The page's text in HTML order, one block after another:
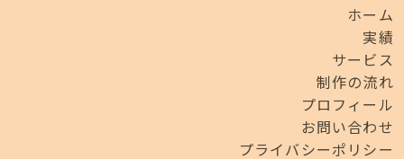
ホーム
実績
サービス
制作の流れ
プロフィール
お問い合わせ
プライバシーポリシー